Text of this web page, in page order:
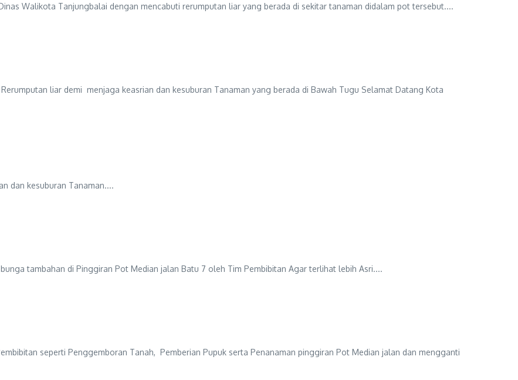
Tanjungbalai dengan mencabuti rerumputan liar yang berada di sekitar tanaman didalam pot tersebut....
liar demi menjaga keasrian dan kesuburan Tanaman yang berada di Bawah Tugu Selamat Datang Kota
dan kesuburan Tanaman....
tambahan di Pinggiran Pot Median jalan Batu 7 oleh Tim Pembibitan Agar terlihat lebih Asri....
seperti Penggemboran Tanah, Pemberian Pupuk serta Penanaman pinggiran Pot Median jalan dan mengganti